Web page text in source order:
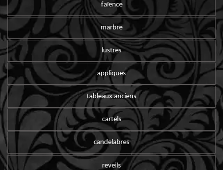
faïence
marbre
lustres
appliques
tableaux anciens
cartels
candelabres
reveils